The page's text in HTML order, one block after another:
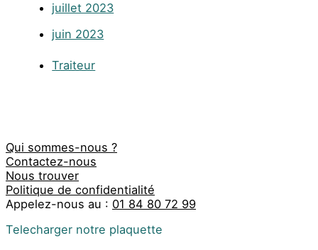
juillet 2023
juin 2023
Traiteur
Qui sommes-nous ?
Contactez-nous
Nous trouver
Politique de confidentialité
Appelez-nous au : 01 84 80 72 99
Telecharger notre plaquette